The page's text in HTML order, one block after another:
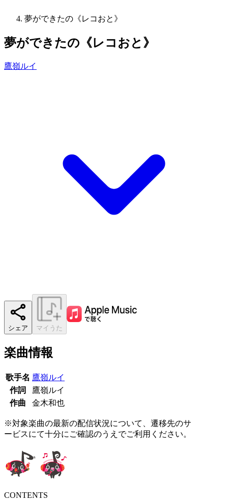
夢ができたの《レコおと》
夢ができたの《レコおと》
鷹嶺ルイ
シェア マイうた
楽曲情報
歌手名 鷹嶺ルイ
作詞
鷹嶺ルイ
作曲
金木和也
※対象楽曲の最新の配信状況について、遷移先のサ
ービスにて十分にご確認のうえでご利用ください。
CONTENTS